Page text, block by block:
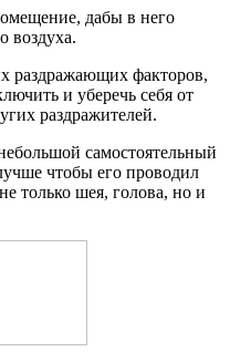
дабы в него
воздуха.
раздражающих факторов,
и уберечь себя от
раздражителей.
самостоятельный
чтобы его проводил
только шея, голова, но и